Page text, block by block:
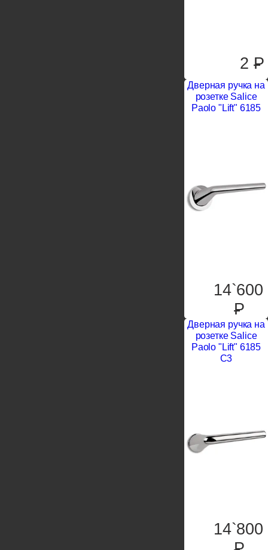
2P
Дверная ручка на
розетке Salice
Paolo "Lift" 6185
14`600
P
Дверная ручка на
розетке Salice
Paolo "Lift" 6185
С3
14`800